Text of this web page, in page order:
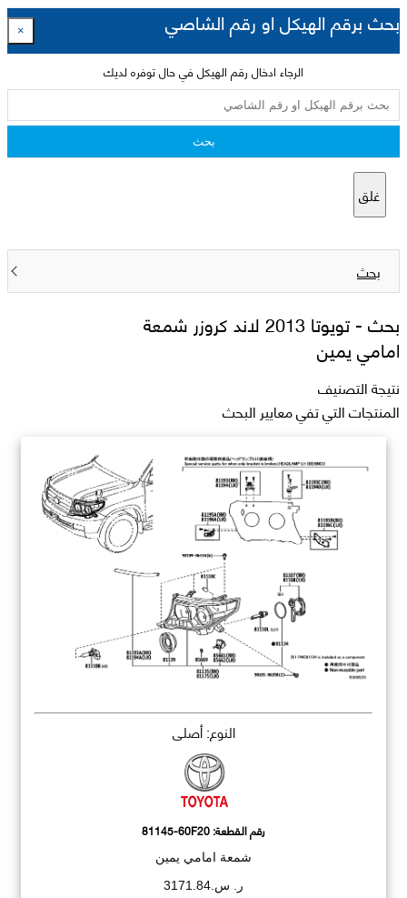
بحث برقم الهيكل او رقم الشاصي ×
الرجاء ادخال رقم الهيكل في حال توفره لديك
بحث
غلق
بحث
بحث - تويوتا 2013 لاند كروزر شمعة
امامي يمين
نتيجة التصنيف
المنتجات التي تفي معايير البحث
النوع: أصلي
رقم القطعة:81145-60F20
شمعة امامي يمين
ر. س.3171.84